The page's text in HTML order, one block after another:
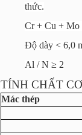
thức.
Cr + Cu +
Độ dày < 6,0
Al / N ≥ 2
TÍNH CHẤT
Mác thép